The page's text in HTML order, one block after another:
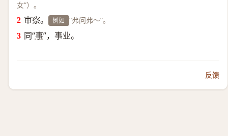
女”）。
审察。 例如 “弗问弗～”。
同“事”，事业。
反馈